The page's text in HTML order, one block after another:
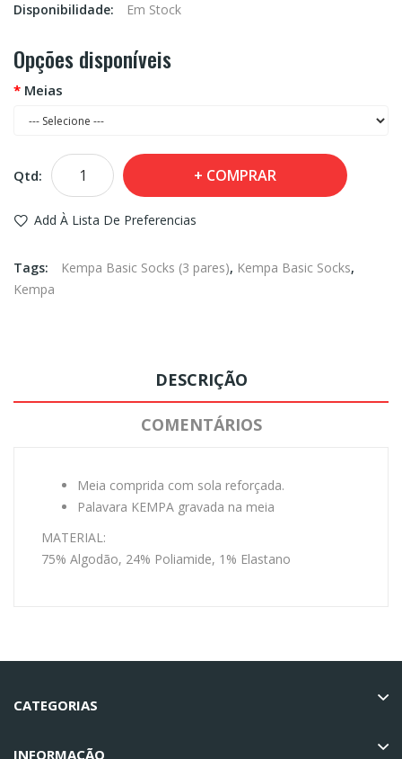
Disponibilidade:
Em Stock
Opções disponíveis
Meias
Qtd: COMPRAR
Add À Lista De Preferencias
Tags: Kempa Basic Socks (3 pares), Kempa Basic Socks,
Kempa
DESCRIÇÃO
COMENTÁRIOS
Meia comprida com sola reforçada.
Palavara KEMPA gravada na meia
MATERIAL:
75% Algodão, 24% Poliamide, 1% Elastano
CATEGORIAS
INFORMAÇÃO